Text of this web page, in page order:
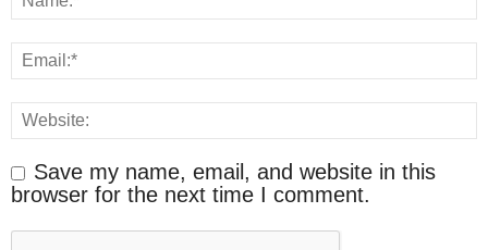
Save my name, email, and website in this
browser for the next time I comment.